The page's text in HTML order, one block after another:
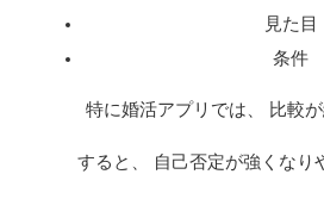
見た目
条件
特に婚活アプリでは、 比較が
すると、 自己否定が強くなり